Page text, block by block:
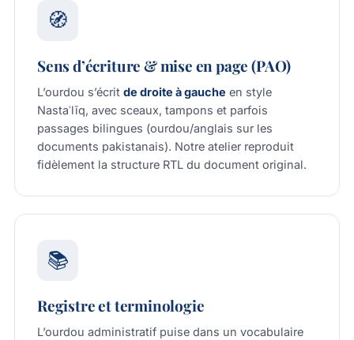
🧭
Sens d’écriture & mise en page (PAO)
L’ourdou s’écrit de droite à gauche en style
Nastaʿlīq, avec sceaux, tampons et parfois
passages bilingues (ourdou/anglais sur les
documents pakistanais). Notre atelier reproduit
fidèlement la structure RTL du document original.
📚
Registre et terminologie
L’ourdou administratif puise dans un vocabulaire